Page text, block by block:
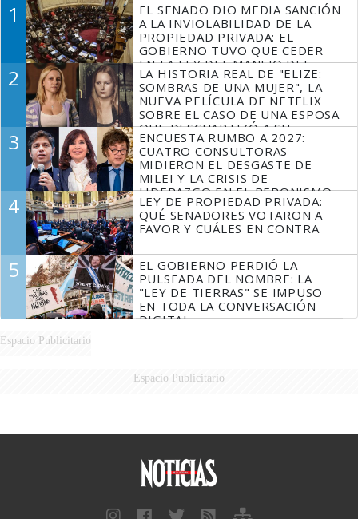
1
EL SENADO DIO MEDIA SANCIÓN
A LA INVIOLABILIDAD DE LA
PROPIEDAD PRIVADA: EL
GOBIERNO TUVO QUE CEDER
EN LA LEY DEL MANEJO DEL
FUEGO
2
LA HISTORIA REAL DE "ELIZE:
SOMBRAS DE UNA MUJER", LA
NUEVA PELÍCULA DE NETFLIX
SOBRE EL CASO DE UNA ESPOSA
QUE DESCUARTIZÓ A SU
MARIDO
3
ENCUESTA RUMBO A 2027:
CUATRO CONSULTORAS
MIDIERON EL DESGASTE DE
MILEI Y LA CRISIS DE
LIDERAZGO EN EL PERONISMO
4
LEY DE PROPIEDAD PRIVADA:
QUÉ SENADORES VOTARON A
FAVOR Y CUÁLES EN CONTRA
5
EL GOBIERNO PERDIÓ LA
PULSEADA DEL NOMBRE: LA
"LEY DE TIERRAS" SE IMPUSO
EN TODA LA CONVERSACIÓN
DIGITAL
Espacio Publicitario
Espacio Publicitario